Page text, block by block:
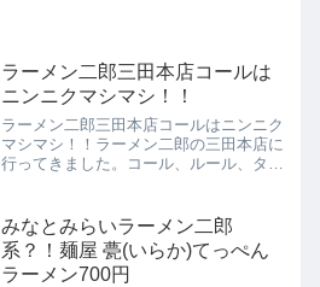
ラーメン二郎三田本店コールは
ニンニクマシマシ！！
ラーメン二郎三田本店コールはニンニク
マシマシ！！ラーメン二郎の三田本店に
行ってきました。コール、ルール、タイ
ル！！ニンニク、ヤサイ、アブラ、カラ
メ2.ラーメン二郎三田本店...
みなとみらいラーメン二郎
系？！麺屋 甍(いらか)てっぺん
ラーメン700円